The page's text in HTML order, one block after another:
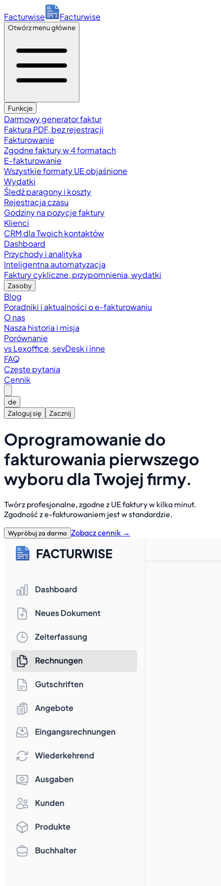
Facturwise Facturwise
Otwórz menu główne
Funkcje
Darmowy generator faktur
Faktura PDF, bez rejestracji
Fakturowanie
Zgodne faktury w 4 formatach
E-fakturowanie
Wszystkie formaty UE objaśnione
Wydatki
Śledź paragony i koszty
Rejestracja czasu
Godziny na pozycje faktury
Klienci
CRM dla Twoich kontaktów
Dashboard
Przychody i analityka
Inteligentna automatyzacja
Faktury cykliczne, przypomnienia, wydatki
Zasoby
Blog
Poradniki i aktualności o e-fakturowaniu
O nas
Nasza historia i misja
Porównanie
vs Lexoffice, sevDesk i inne
FAQ
Częste pytania
Cennik
de
Zaloguj się
Zacznij
Oprogramowanie do
fakturowania pierwszego
wyboru dla Twojej firmy.
Twórz profesjonalne, zgodne z UE faktury w kilka minut.
Zgodność z e-fakturowaniem jest w standardzie.
Wypróbuj za darmo Zobacz cennik →